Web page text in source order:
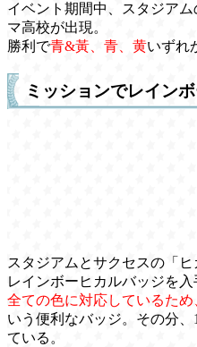
イベント期間中、スタジア
マ高校が出現。
勝利で青&黃、青、黄いずれ
ミッションでレイン
スタジアムとサクセスの「
レインボーヒカルバッジを入
全ての色に対応しているた
いう便利なバッジ。その分
ている。